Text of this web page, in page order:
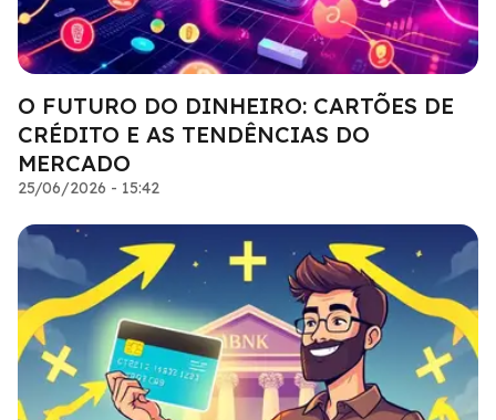
O FUTURO DO DINHEIRO: CARTÕES DE
CRÉDITO E AS TENDÊNCIAS DO
MERCADO
25/06/2026 - 15:42